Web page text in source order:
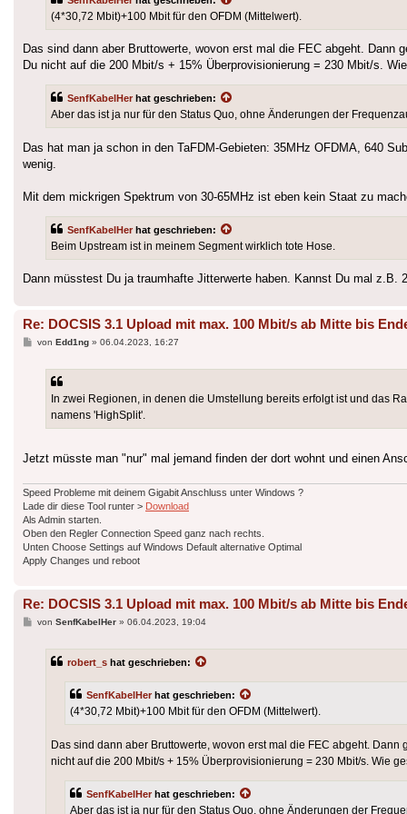
(4*30,72 Mbit)+100 Mbit für den OFDM (Mittelwert).
Das sind dann aber Bruttowerte, wovon erst mal die FEC abgeht.
Du nicht auf die 200 Mbit/s + 15% Überprovisionierung = 230 Mbit/s.
SenfKabelHer hat geschrieben:
Aber das ist ja nur für den Status Quo, ohne Änderungen der
Das hat man ja schon in den TaFDM-Gebieten: 35MHz OFDMA, 640
wenig.
Mit dem mickrigen Spektrum von 30-65MHz ist eben kein Staat zu
SenfKabelHer hat geschrieben:
Beim Upstream ist in meinem Segment wirklich tote Hose.
Dann müsstest Du ja traumhafte Jitterwerte haben. Kannst Du mal
Re: DOCSIS 3.1 Upload mit max. 100 Mbit/s ab Mitte bis
Beitrag
von Edd1ng» 06.04.2023, 16:27
In zwei Regionen, in denen die Umstellung bereits erfolgt ist und das
namens 'HighSplit'.
Jetzt müsste man "nur" mal jemand finden der dort wohnt und einen
Speed Probleme mit deinem Gigabit Anschluss unter Windows ?
Lade dir diese Tool runter > Download
Als Admin starten.
Oben den Regler Connection Speed ganz nach rechts.
Unten Choose Settings auf Windows Default alternative Optimal
Apply Changes und reboot
Re: DOCSIS 3.1 Upload mit max. 100 Mbit/s ab Mitte bis
Beitrag
von SenfKabelHer» 06.04.2023, 19:04
robert_s hat geschrieben:
SenfKabelHer hat geschrieben:
(4*30,72 Mbit)+100 Mbit für den OFDM (Mittelwert).
Das sind dann aber Bruttowerte, wovon erst mal die FEC abgeht.
nicht auf die 200 Mbit/s + 15% Überprovisionierung = 230 Mbit/s. Wie
SenfKabelHer hat geschrieben:
Aber das ist ja nur für den Status Quo, ohne Änderungen der